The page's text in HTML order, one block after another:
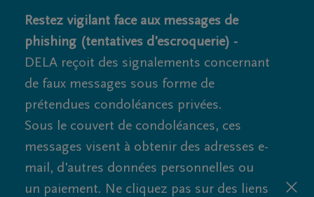
Restez vigilant face aux messages de
phishing (tentatives d'escroquerie) -
DELA reçoit des signalements concernant
de faux messages sous forme de
prétendues condoléances privées.
Sous le couvert de condoléances, ces
messages visent à obtenir des adresses e-
mail, d'autres données personnelles ou
un paiement. Ne cliquez pas sur des liens